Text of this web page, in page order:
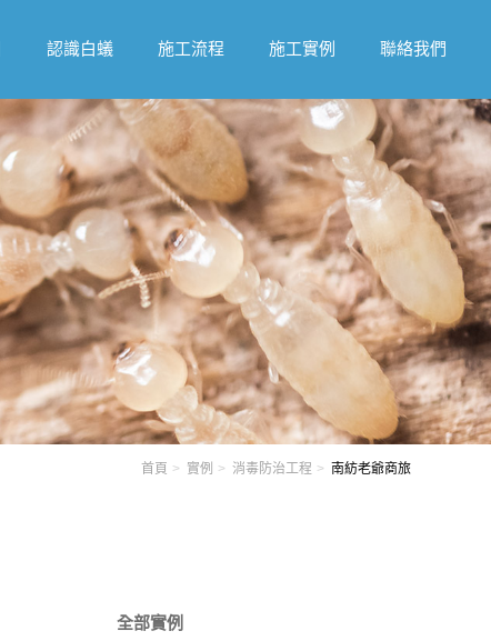
認識白蟻 施工流程 施工實例 聯絡我們
首頁 實例 消毒防治工程 南紡老爺商旅
全部實例